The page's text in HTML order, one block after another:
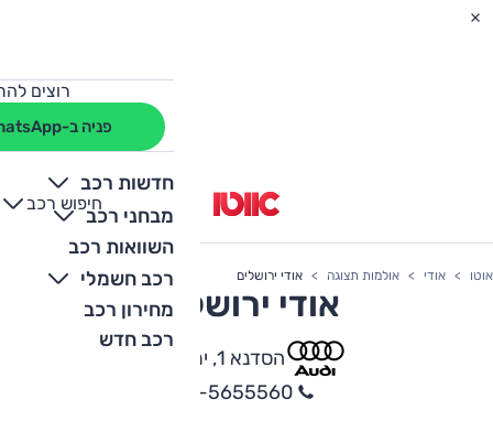
רוצים
פניה ב-WhatsApp
חדשות רכב
מבחני רכב
השוואות רכב
רכב חשמלי
מחירון רכב
רכב חדש
חיפוש רכב
+
-
אוטו אודי אולמות תצוגה אודי ירושלים
אודי ירושלים
הסדנא 1, ירושלים
02-5655560